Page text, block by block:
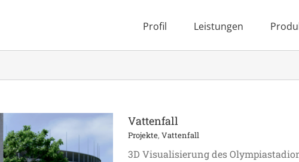
Profil Leistungen
Vattenfall
Projekte, Vattenfall
3D Visualisierung des